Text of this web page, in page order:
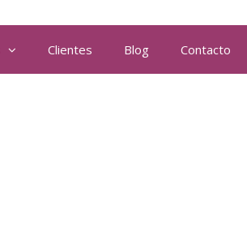
Clientes Blog Contacto